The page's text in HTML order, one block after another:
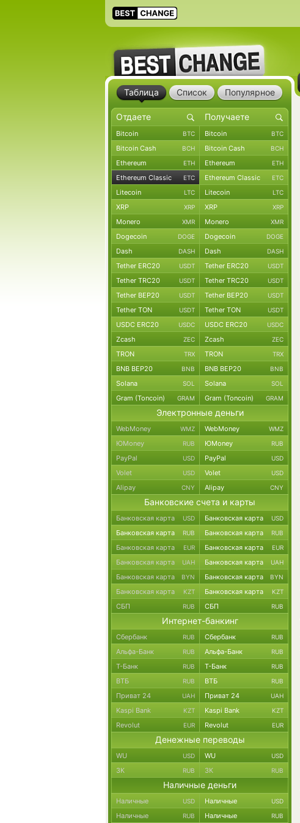
Таблица Список Популярное
Bitcoin BTC Bitcoin BTC
Bitcoin Cash BCH Bitcoin Cash BCH
Ethereum ETH Ethereum ETH
Ethereum Classic ETC Ethereum Classic ETC
Litecoin LTC Litecoin LTC
XRP XRP XRP XRP
Monero XMR Monero XMR
Dogecoin DOGE Dogecoin DOGE
Dash DASH Dash DASH
Tether ERC20 USDT Tether ERC20 USDT
Tether TRC20 USDT Tether TRC20 USDT
Tether BEP20 USDT Tether BEP20 USDT
Tether TON USDT Tether TON USDT
USDC ERC20 USDC USDC ERC20 USDC
Zcash ZEC Zcash ZEC
TRON TRX TRON TRX
BNB BEP20 BNB BNB BEP20 BNB
Solana SOL Solana SOL
Gram (Toncoin) GRAM Gram (Toncoin) GRAM
Электронные деньги
WebMoney WMZ WebMoney WMZ
ЮMoney RUB ЮMoney RUB
PayPal USD PayPal USD
Volet USD Volet USD
Alipay CNY Alipay CNY
Банковские счета и карты
Банковская карта USD Банковская карта USD
Банковская карта RUB Банковская карта RUB
Банковская карта EUR Банковская карта EUR
Банковская карта UAH Банковская карта UAH
Банковская карта BYN Банковская карта BYN
Банковская карта KZT Банковская карта KZT
СБП RUB СБП RUB
Интернет-банкинг
Сбербанк RUB Сбербанк RUB
Альфа-Банк RUB Альфа-Банк RUB
Т-Банк RUB Т-Банк RUB
ВТБ RUB ВТБ RUB
Приват 24 UAH Приват 24 UAH
Kaspi Bank KZT Kaspi Bank KZT
Revolut EUR Revolut EUR
Денежные переводы
WU USD WU USD
ЗК RUB ЗК RUB
Наличные деньги
Наличные USD Наличные USD
Наличные RUB Наличные RUB